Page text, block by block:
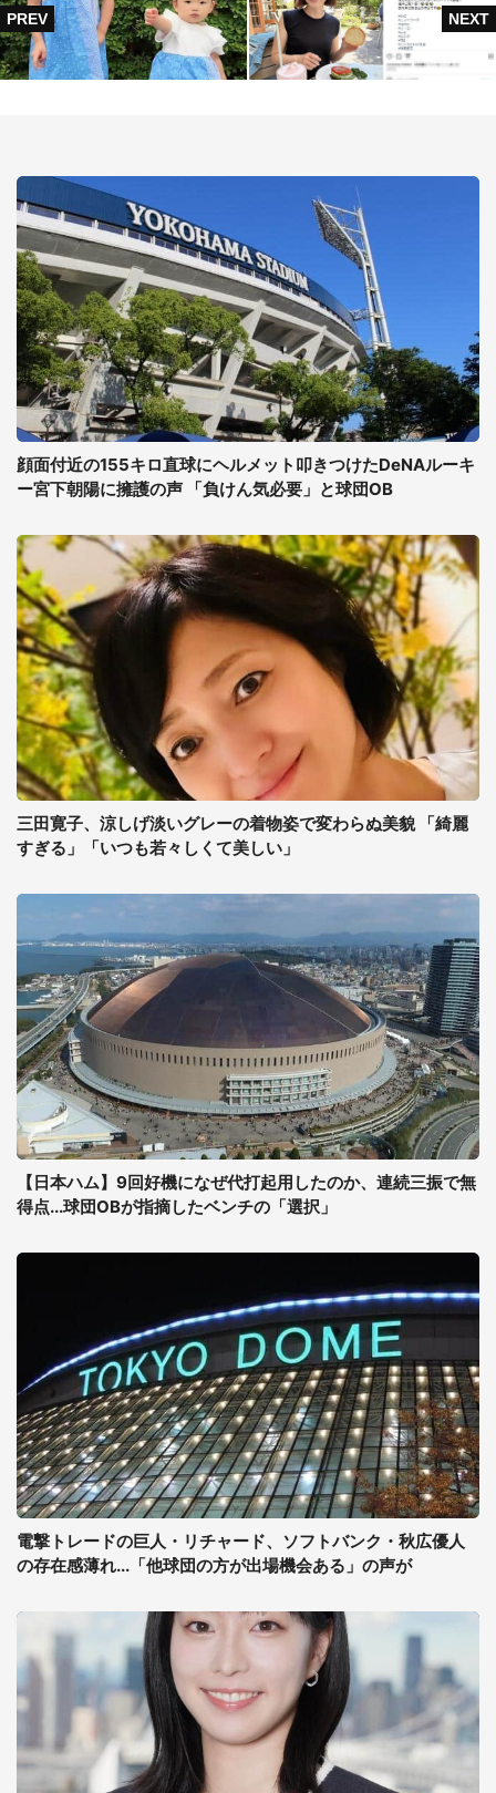
顔面付近の155キロ直球にヘルメット叩きつけたDeNAルーキ
ー宮下朝陽に擁護の声 「負けん気必要」と球団OB
三田寛子、涼しげ淡いグレーの着物姿で変わらぬ美貌 「綺麗
すぎる」「いつも若々しくて美しい」
【日本ハム】9回好機になぜ代打起用したのか、連続三振で無
得点...球団OBが指摘したベンチの「選択」
電撃トレードの巨人・リチャード、ソフトバンク・秋広優人
の存在感薄れ...「他球団の方が出場機会ある」の声が